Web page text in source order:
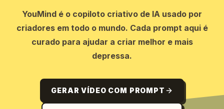
YouMind é o copiloto criativo de IA usado por
criadores em todo o mundo. Cada prompt aqui é
curado para ajudar a criar melhor e mais
depressa.
GERAR VÍDEO COM PROMPT